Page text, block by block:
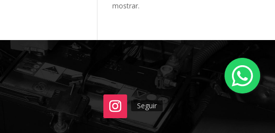
mostrar.
Seguir